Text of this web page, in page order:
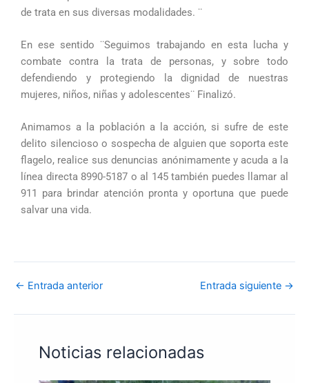
de trata en sus diversas modalidades. ¨
En ese sentido ¨Seguimos trabajando en esta lucha y
combate contra la trata de personas, y sobre todo
defendiendo y protegiendo la dignidad de nuestras
mujeres, niños, niñas y adolescentes¨ Finalizó.
Animamos a la población a la acción, si sufre de este
delito silencioso o sospecha de alguien que soporta este
flagelo, realice sus denuncias anónimamente y acuda a la
línea directa 8990-5187 o al 145 también puedes llamar al
911 para brindar atención pronta y oportuna que puede
salvar una vida.
← Entrada anterior Entrada siguiente →
Noticias relacionadas